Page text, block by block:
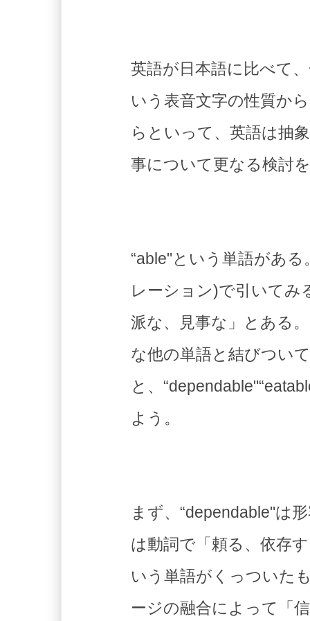
英語が日本語に比べて
いう表音文字の性質か
らといって、英語は抽
事について更なる検討
“able"という単語があ
レーション)で引いて
派な、見事な」とある
な他の単語と結びつい
と、
よう。
まず、“dependable"は
は動詞で「頼る、依存
いう単語がくっついた
ージの融合によって「